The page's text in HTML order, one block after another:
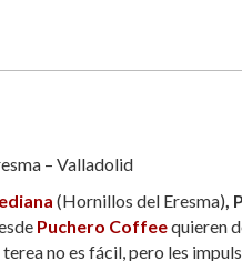
– Valladolid
(Hornillos del Eresma),
Puchero Coffeequieren
no es fácil, pero les